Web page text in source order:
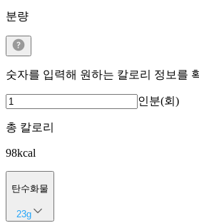
분량
숫자를 입력해 원하는 칼로리 정보를
인분(회)
총 칼로리
98kcal
탄수화물
23g